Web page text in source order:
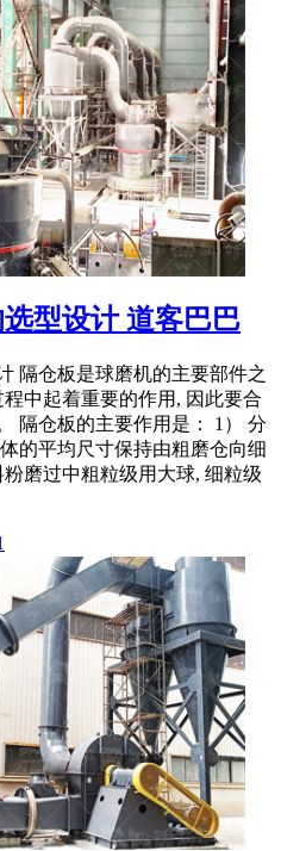
型设计 道客巴巴
隔仓板是球磨机的主要部件之
中起着重要的作用, 因此要合
隔仓板的主要作用是： 1） 分
的平均尺寸保持由粗磨仓向细
磨过中粗粒级用大球, 细粒级